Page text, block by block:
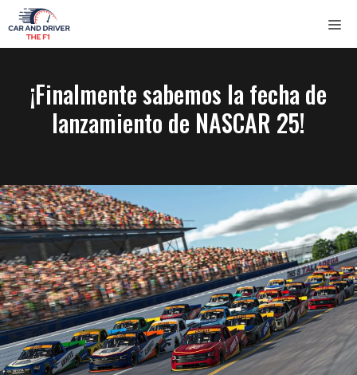
Saltar
al
contenido
¡Finalmente sabemos la fecha de
lanzamiento de NASCAR 25!